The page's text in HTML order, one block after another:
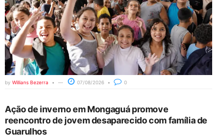
by Willians Bezerra 07/08/2026 0
Ação de inverno em Mongaguá promove
reencontro de jovem desaparecido com família de
Guarulhos